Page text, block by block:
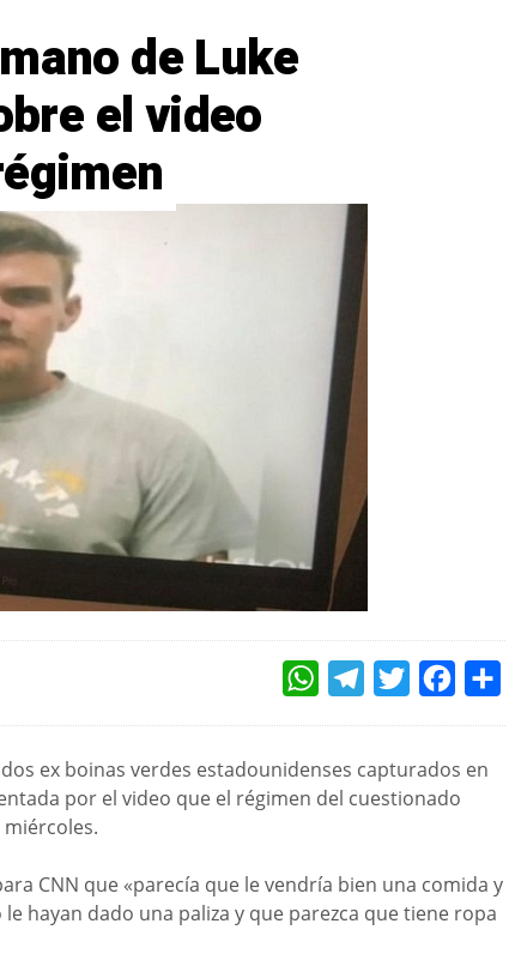
de Luke
el video
WHATSAPPTELEGRAMTWITTERFACEBOOK
ex boinas verdes estadounidenses capturados en
por el video que el régimen del cuestionado
CNN que «parecía que le vendría bien una comida y
hayan dado una paliza y que parezca que tiene ropa